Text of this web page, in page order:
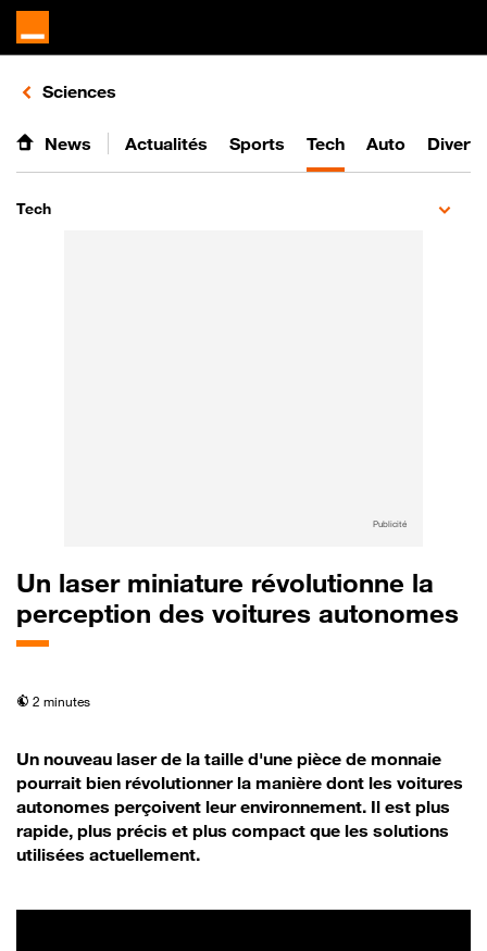
Retours vers le listing d'articles de la catégorie
Sciences
News Actualités Sports Tech Auto
Tech
Publicité
Un laser miniature révolutionne la
perception des voitures autonomes
temps de lecture
2 minutes
Un nouveau laser de la taille d'une pièce de monnaie
pourrait bien révolutionner la manière dont les voitures
autonomes perçoivent leur environnement. Il est plus
rapide, plus précis et plus compact que les solutions
utilisées actuellement.